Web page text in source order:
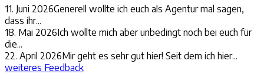
11. Juni 2026Generell wollte ich euch als Agentur mal sagen,
dass ihr...
18. Mai 2026Ich wollte mich aber unbedingt noch bei euch für
die...
22. April 2026Mir geht es sehr gut hier! Seit dem ich hier...
weiteres Feedback